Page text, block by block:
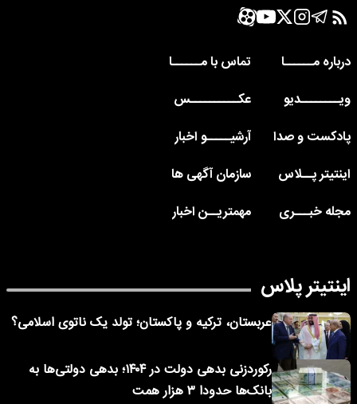
درباره مــــــا
تماس با مــــــا
ویــــــــدیو
عکــــــــــس
پادکست و صدا
آرشیـــــو اخبار
اینتیتر پــلاس
سازمان آگهی ها
مجله خبـــری
مهمتریــن اخبار
اینتیتر پلاس
عربستان، ترکیه و پاکستان؛ تولد یک ناتوی اسلامی؟
رکوردزنی بدهی دولت در ۱۴۰۴؛ بدهی دولتی‌ها به
بانک‌ها حدودا ۳ هزار همت